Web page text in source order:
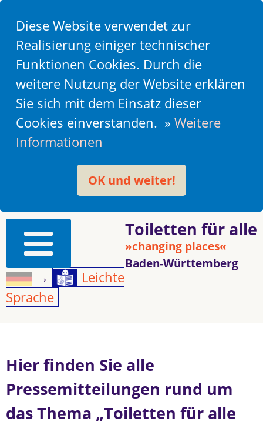
Diese Website verwendet zur
Realisierung einiger technischer
Funktionen Cookies. Durch die
weitere Nutzung der Website erklären
Sie sich mit dem Einsatz dieser
Cookies einverstanden. » Weitere
Informationen
OK und weiter!
Toiletten für alle
»changing places«
Baden-Württemberg
→
Leichte
Sprache
Hier finden Sie alle
Pressemitteilungen rund um
das Thema „Toiletten für alle